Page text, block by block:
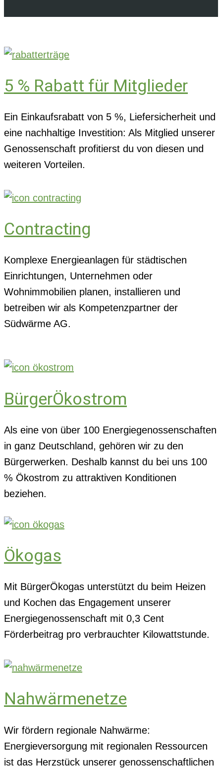
5 % Rabatt für Mitglieder
Ein Einkaufsrabatt von 5 %, Liefersicherheit und
eine nachhaltige Investition: Als Mitglied unserer
Genossenschaft profitierst du von diesen und
weiteren Vorteilen.
Contracting
Komplexe Energieanlagen für städtischen
Einrichtungen, Unternehmen oder
Wohnimmobilien planen, installieren und
betreiben wir als Kompetenzpartner der
Südwärme AG.
BürgerÖkostrom
Als eine von über 100 Energiegenossenschaften
in ganz Deutschland, gehören wir zu den
Bürgerwerken. Deshalb kannst du bei uns 100
% Ökostrom zu attraktiven Konditionen
beziehen.
Ökogas
Mit BürgerÖkogas unterstützt du beim Heizen
und Kochen das Engagement unserer
Energiegenossenschaft mit 0,3 Cent
Förderbeitrag pro verbrauchter Kilowattstunde.
Nahwärmenetze
Wir fördern regionale Nahwärme:
Energieversorgung mit regionalen Ressourcen
ist das Herzstück unserer genossenschaftlichen